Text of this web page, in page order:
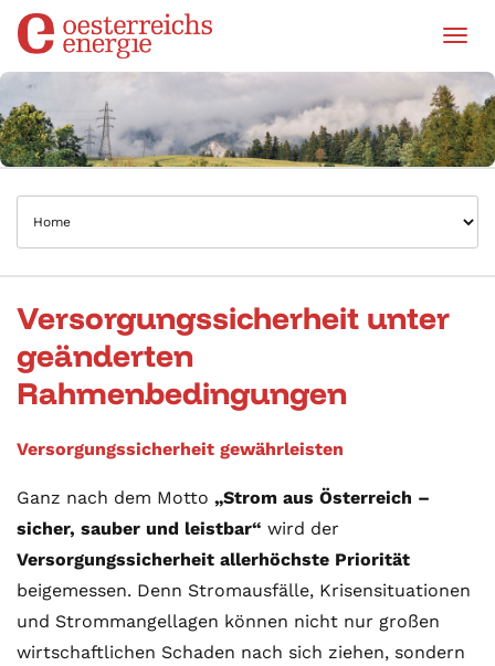
Versorgungssicherheit unter
geänderten
Rahmenbedingungen
Versorgungssicherheit gewährleisten
Ganz nach dem Motto „Strom aus Österreich –
sicher, sauber und leistbar“ wird der
Versorgungssicherheit allerhöchste Priorität
beigemessen. Denn Stromausfälle, Krisensituationen
und Strommangellagen können nicht nur großen
wirtschaftlichen Schaden nach sich ziehen, sondern